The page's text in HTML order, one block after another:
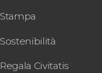
Tour di Siviglia in
con audioguida
de Pilatos
Stampa
Sostenibilità
Regala Civitatis